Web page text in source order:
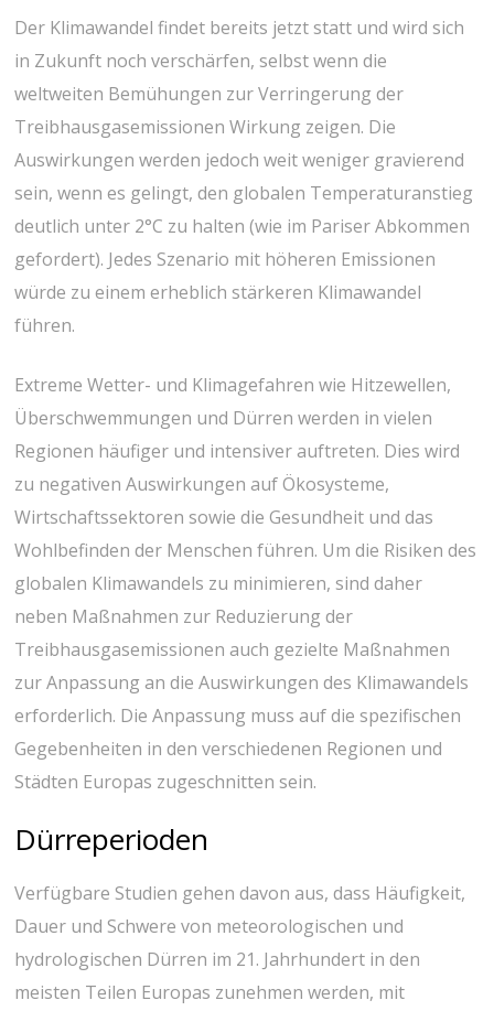
Der Klimawandel findet bereits jetzt statt und wird sich
in Zukunft noch verschärfen, selbst wenn die
weltweiten Bemühungen zur Verringerung der
Treibhausgasemissionen Wirkung zeigen. Die
Auswirkungen werden jedoch weit weniger gravierend
sein, wenn es gelingt, den globalen Temperaturanstieg
deutlich unter 2°C zu halten (wie im Pariser Abkommen
gefordert). Jedes Szenario mit höheren Emissionen
würde zu einem erheblich stärkeren Klimawandel
führen.
Extreme Wetter- und Klimagefahren wie Hitzewellen,
Überschwemmungen und Dürren werden in vielen
Regionen häufiger und intensiver auftreten. Dies wird
zu negativen Auswirkungen auf Ökosysteme,
Wirtschaftssektoren sowie die Gesundheit und das
Wohlbefinden der Menschen führen. Um die Risiken des
globalen Klimawandels zu minimieren, sind daher
neben Maßnahmen zur Reduzierung der
Treibhausgasemissionen auch gezielte Maßnahmen
zur Anpassung an die Auswirkungen des Klimawandels
erforderlich. Die Anpassung muss auf die spezifischen
Gegebenheiten in den verschiedenen Regionen und
Städten Europas zugeschnitten sein.
Dürreperioden
Verfügbare Studien gehen davon aus, dass Häufigkeit,
Dauer und Schwere von meteorologischen und
hydrologischen Dürren im 21. Jahrhundert in den
meisten Teilen Europas zunehmen werden, mit